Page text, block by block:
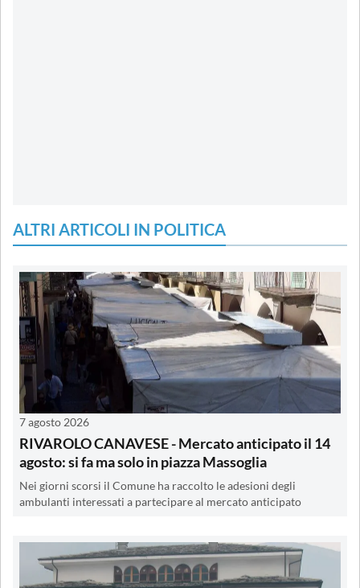
ALTRI ARTICOLI IN POLITICA
7 agosto 2026
RIVAROLO CANAVESE - Mercato anticipato il 14
agosto: si fa ma solo in piazza Massoglia
Nei giorni scorsi il Comune ha raccolto le adesioni degli
ambulanti interessati a partecipare al mercato anticipato